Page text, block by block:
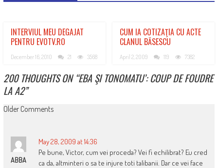
INTERVIUL MEU DEGAJAT
PENTRU EVOTV.RO
December 16, 2010 21 3568
CUM IA COTIZAŢIA CU ACTE
CLANUL BĂSESCU
April 2, 2009 119 7382
200 THOUGHTS ON “EBA ŞI TONOMATU’: COUP DE FOUDRE
LA A2”
COMMENT
Older Comments
ABBA
May 28, 2009 at 14:36
Pe bune, Victor, cum vei proceda? Vei fi echilibrat? Eu cred
ca da, altminteri o sa te injure toti talibanii. Dar ce vei face